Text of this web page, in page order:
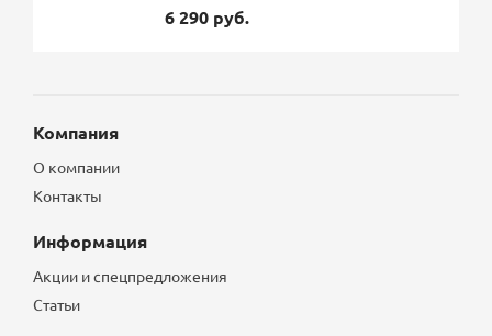
6 290 руб.
Компания
О компании
Контакты
Информация
Акции и спецпредложения
Статьи